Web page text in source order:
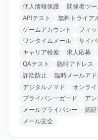
個人情報保護
開発者ツ
APIテスト
無料トライア
ゲームアカウント
フィ
ワンタイムメール
サイ
キャリア検索
求人応募
QAテスト
臨時アドレス
詐欺防止
臨時メールア
デジタルノマド
オンラ
プライバシーガード
ア
メールプライバシー
認
メール安全